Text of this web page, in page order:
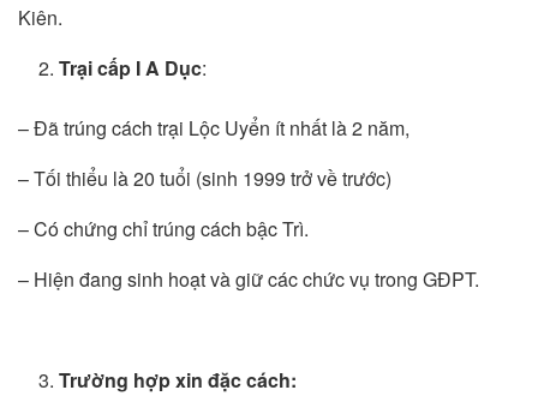
Kiên.
Trại cấp I A Dục:
– Đã trúng cách trại Lộc Uyển ít nhất là 2 năm,
– Tối thiểu là 20 tuổi (sinh 1999 trở về trước)
– Có chứng chỉ trúng cách bậc Trì.
– Hiện đang sinh hoạt và giữ các chức vụ trong GĐPT.
Trường hợp xin đặc cách: